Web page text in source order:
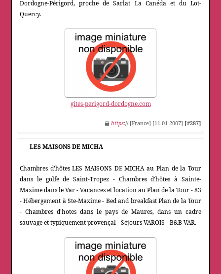
Dordogne-Périgord, proche de Sarlat La Canéda et du Lot-
Quercy.
gites-perigord-dordogne.com
https:// [France] [11-01-2007] [#287]
LES MAISONS DE MICHA
Chambres d'hôtes LES MAISONS DE MICHA au Plan de la Tour
dans le golfe de Saint-Tropez - Chambres d'hôtes à Sainte-
Maxime dans le Var - Vacances et location au Plan de la Tour - 83
- Hébergement à Ste-Maxime - Bed and breakfast Plan de la Tour
- Chambres d'hotes dans le pays de Maures, dans un cadre
sauvage et typiquement provençal - Séjours VAROIS - B&B VAR.